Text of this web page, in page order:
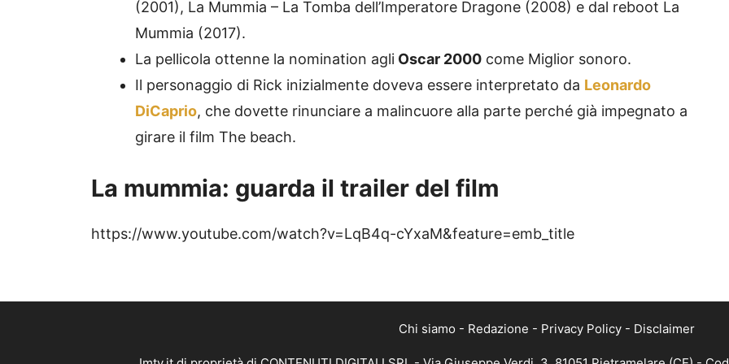
(2001), La Mummia – La Tomba dell’Imperatore Dragone (2008) e dal reboot La
Mummia (2017).
La pellicola ottenne la nomination agli Oscar 2000 come Miglior sonoro.
Il personaggio di Rick inizialmente doveva essere interpretato da Leonardo
DiCaprio, che dovette rinunciare a malincuore alla parte perché già impegnato a
girare il film The beach.
La mummia: guarda il trailer del film
https://www.youtube.com/watch?v=LqB4q-cYxaM&feature=emb_title
Chi siamo - Redazione - Privacy Policy - Disclaimer